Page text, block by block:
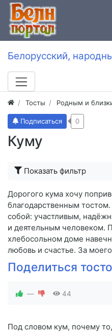
Белорусский,
Тосты Родным и
Куму
Подписаться 0
Показать фильтр
Дорогого кума хочу
благодарственным
собой: участливым,
и деятельным человеком.
хлебосольном доме
любовь и счастье. За
Поделиться
— 44
Под словом кум, почему